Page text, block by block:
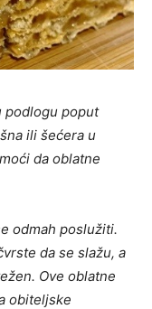
podlogu poput
ili šećera u
da oblatne
odmah poslužiti.
da se slažu, a
Ove oblatne
obiteljske